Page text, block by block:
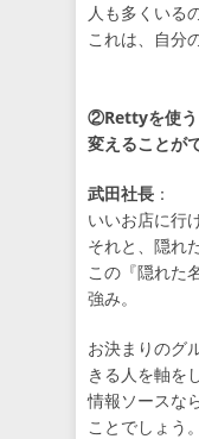
人も多くいる
これは、自分
②Rettyを使う
変えることが
武田社長 ：
いいお店に行
それと、隠れ
この『隠れた
強み。
お決まりのグ
きる人を軸を
情報ソースな
ことでしょう。